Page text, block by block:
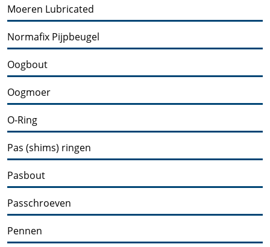
Moeren Lubricated
Normafix Pijpbeugel
Oogbout
Oogmoer
O-Ring
Pas (shims) ringen
Pasbout
Passchroeven
Pennen